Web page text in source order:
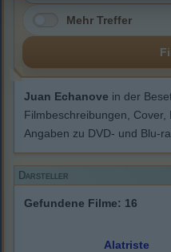
Mehr Treffer
Juan Echanove in der
Filmbeschreibungen,
Angaben zu DVD- und Blu-
Darsteller
Gefundene Filme: 16
Alatriste